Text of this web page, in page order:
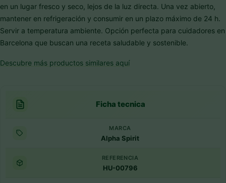
en un lugar fresco y seco, lejos de la luz directa. Una vez abierto,
mantener en refrigeración y consumir en un plazo máximo de 24 h.
Servir a temperatura ambiente. Opción perfecta para cuidadores en
Barcelona que buscan una receta saludable y sostenible.
Descubre más productos similares aquí
Ficha tecnica
MARCA
Alpha Spirit
REFERENCIA
HU-00796